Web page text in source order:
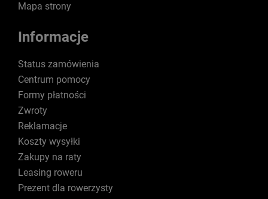
Mapa strony
Informacje
Status zamówienia
Centrum pomocy
Formy płatności
Zwroty
Reklamacje
Koszty wysyłki
Zakupy na raty
Leasing roweru
Prezent dla rowerzysty